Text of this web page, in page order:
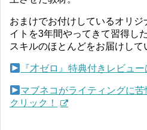
おまけでお付けしているオリ
イトを3年間やってきて習得し
スキルのほとんどをお届けして
『才ゼロ』特典付きレビュ
マブネコがライティングに
クリック！